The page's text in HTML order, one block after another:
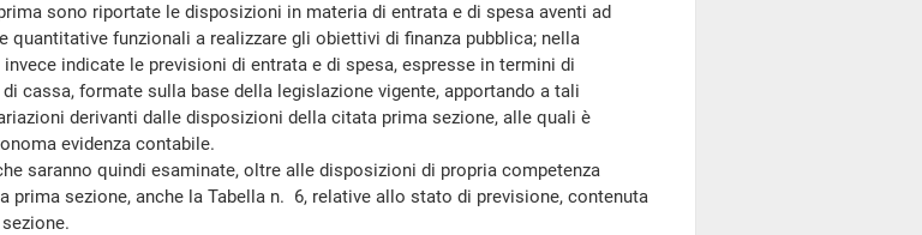
sono riportate le disposizioni in materia di entrata e di spesa aventi ad
quantitative funzionali a realizzare gli obiettivi di finanza pubblica; nella
indicate le previsioni di entrata e di spesa, espresse in termini di
cassa, formate sulla base della legislazione vigente, apportando a tali
derivanti dalle disposizioni della citata prima sezione, alle quali è
evidenza contabile.
saranno quindi esaminate, oltre alle disposizioni di propria competenza
prima sezione, anche la Tabella n. 6, relative allo stato di previsione, contenuta